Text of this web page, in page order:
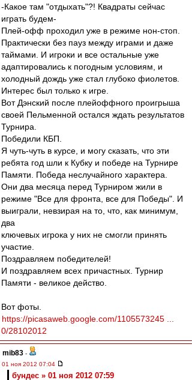
-Какое там "отдыхать"?! Квадраты сейчас
играть будем-
Плей-офф проходил уже в режиме нон-стоп.
Практически без пауз между играми и даже
таймами. И игроки и все остальные уже
адаптировались к погодным условиям, и
холодный дождь уже стал глубоко фиолетов.
Интерес был только к игре.
Вот Дэнский после плейоффного проигрыша
своей Пельменной остался ждать результатов
Турнира.
Победили КБП.
Я чуть-чуть в курсе, и могу сказать, что эти
ребята год шли к Кубку и победе на Турнире
Памяти. Победа неслучайного характера.
Они два месяца перед Турниром жили в
режиме "Все для фронта, все для Победы". И
выиграли, невзирая на то, что, как минимум,
два
ключевых игрока у них не смогли принять
участие.
Поздравляем победителей!
И поздравляем всех причастных. Турнир
Памяти - великое действо.
Вот фоты.
https://picasaweb.google.com/1105573245 ...
0/28102012
mib83 -
01 ноя 2012 07:04
бундес » 01 ноя 2012 07:59